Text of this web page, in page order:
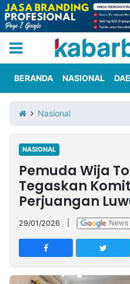
Iklan
Berita
Kami
Nasional
International
Olahraga
Entertainment
Daerah
Pariwisata
Kuliner
Kolom
Network
PT
TREETAN
INDONESIA
BERANDA NASIONAL
Nasional
NASIONAL
Pemuda Wija
Tegaskan
Perjuangan
29/01/2026